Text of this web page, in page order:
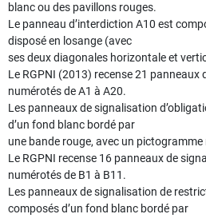
blanc ou des pavillons rouges.
Le panneau d’interdiction A10 est
disposé en losange (avec
ses deux diagonales horizontale et
Le RGPNI (2013) recense 21 panneaux
numérotés de A1 à A20.
Les panneaux de signalisation
d’un fond blanc bordé par
une bande rouge, avec un pictogramme
Le RGPNI recense 16 panneaux de
numérotés de B1 à B11.
Les panneaux de signalisation de
composés d’un fond blanc bordé par